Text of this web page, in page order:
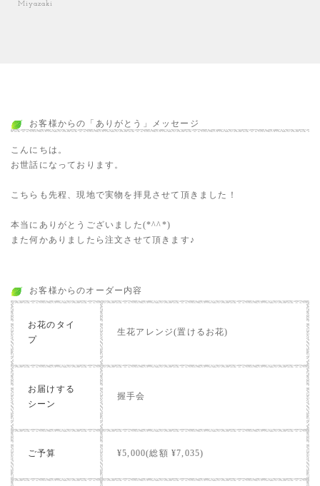
Miyazaki
お客様からの「ありがとう」メッセージ
こんにちは。
お世話になっております。
こちらも先程、現地で実物を拝見させて頂きました！
本当にありがとうございました(*^^*)
また何かありましたら注文させて頂きます♪
お客様からのオーダー内容
お花のタイ
プ
生花アレンジ(置けるお花)
お届けする
シーン
握手会
ご予算 ¥5,000(総額 ¥7,035)